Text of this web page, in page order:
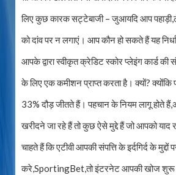
लिए कुछ कारक सट्टेबाजी – जुआयदि आप
को दांव पर न लगाएं। आप कौन हो सकते हैं यह
आपके द्वारा स्वीकृत क्रेडिट स्कोर प्लेइंग कार्ड
के लिए एक कमीशन प्राप्त करता है। क्यों? क्योंकि
33% दौड़ जीतते हैं। पहचान के नियम लागू होते
खरीदने जा रहे हैं तो कुछ ऐसे मुद्दे हैं जो आपको याद
चाहते हैं कि एटीवी आपकी संपत्ति के इर्दगिर्द के मुद्दों
करे,SportingBet,तो इंटरनेट आपकी खोज शुरू